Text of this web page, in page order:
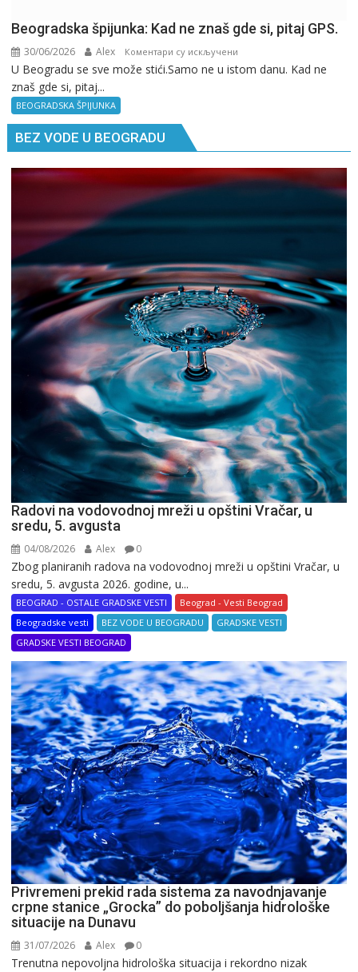
Beogradska špijunka: Kad ne znaš gde si, pitaj GPS.
30/06/2026 Alex Коментари су искључени
Beogradska
gde
si,
U Beogradu se sve može stići.Samo ne u istom danu. Kad ne
znaš gde si, pitaj...
BEOGRADSKA ŠPIJUNKA
BEZ VODE U BEOGRADU
Radovi na vodovodnoj mreži u opštini Vračar, u
sredu, 5. avgusta
04/08/2026 Alex 0
Zbog planiranih radova na vodovodnoj mreži u opštini Vračar, u
sredu, 5. avgusta 2026. godine, u...
BEOGRAD - OSTALE GRADSKE VESTI
Beograd - Vesti Beograd
Beogradske vesti
BEZ VODE U BEOGRADU
GRADSKE VESTI
GRADSKE VESTI BEOGRAD
Privremeni prekid rada sistema za navodnjavanje
crpne stanice „Grocka” do poboljšanja hidrološke
situacije na Dunavu
31/07/2026 Alex 0
Trenutna nepovoljna hidrološka situacija i rekordno nizak